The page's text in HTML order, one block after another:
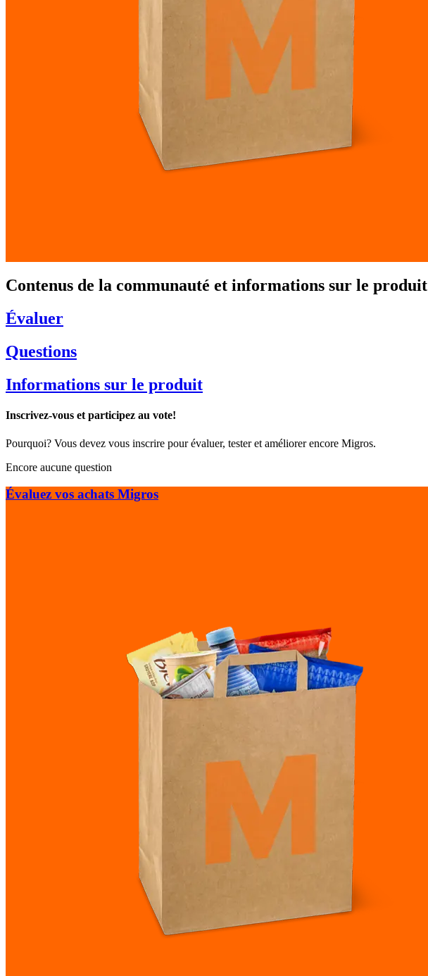
Contenus de la communauté et informations sur le produit
Évaluer
Questions
Informations sur le produit
Inscrivez-vous et participez au vote!
Pourquoi? Vous devez vous inscrire pour évaluer, tester et améliorer encore Migros.
Encore aucune question
Évaluez vos achats Migros